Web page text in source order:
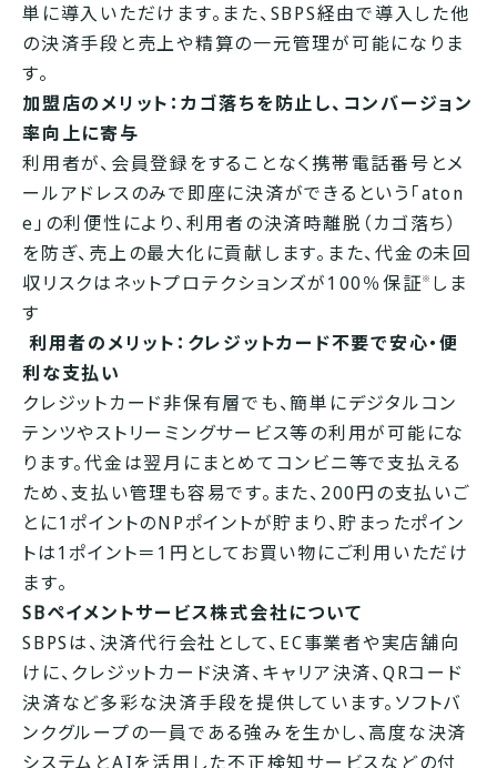
単に導入いただけます。また、SBPS経由で導入した他
の決済手段と売上や精算の一元管理が可能になりま
す。
加盟店のメリット：カゴ落ちを防止し、コンバージョン
率向上に寄与
利用者が、会員登録をすることなく携帯電話番号とメ
ールアドレスのみで即座に決済ができるという「aton
e」の利便性により、利用者の決済時離脱（カゴ落ち）
を防ぎ、売上の最大化に貢献します。また、代金の未回
収リスクはネットプロテクションズが100％保証※ しま
す
利用者のメリット：クレジットカード不要で安心・便
利な支払い
クレジットカード非保有層でも、簡単にデジタルコン
テンツやストリーミングサービス等の利用が可能にな
ります。代金は翌月にまとめてコンビニ等で支払える
ため、支払い管理も容易です。また、200円の支払いご
とに1ポイントのNPポイントが貯まり、貯まったポイン
トは1ポイント＝1円としてお買い物にご利用いただけ
ます。
SBペイメントサービス株式会社について
SBPSは、決済代行会社として、EC事業者や実店舗向
けに、クレジットカード決済、キャリア決済、QRコード
決済など多彩な決済手段を提供しています。ソフトバ
ンクグループの一員である強みを生かし、高度な決済
システムとAIを活用した不正検知サービスなどの付